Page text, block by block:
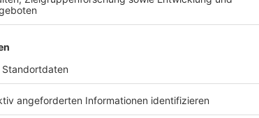
und lag im künstlichen Koma:
Wenn man sein eigenes Leben behalten will, ist
kleinen Einschränkungen, dass man die